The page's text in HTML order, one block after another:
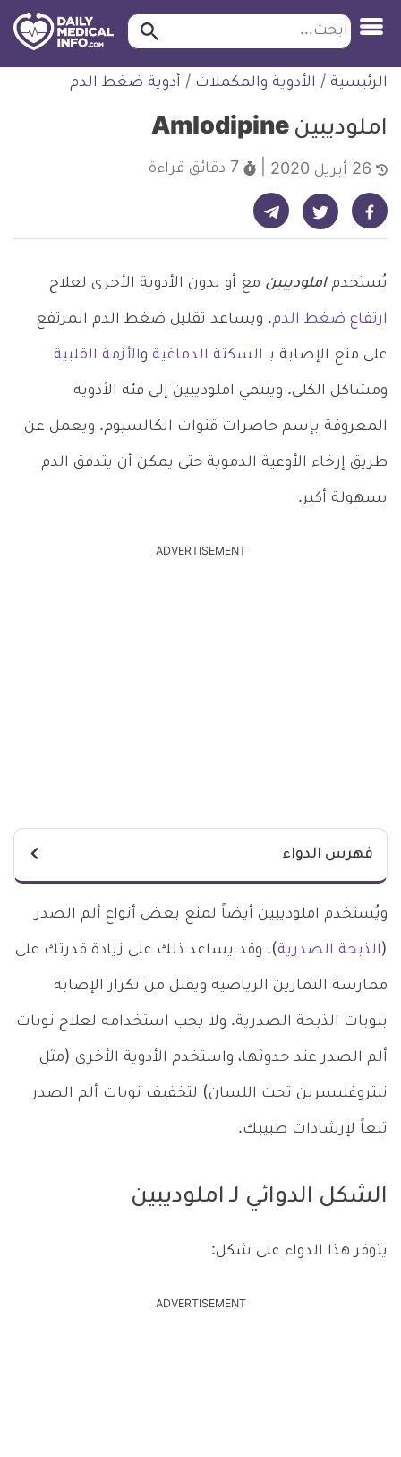
التخطي
للمحتوى
طبية
ابحث ابحث…
الرئيسية / الأدوية والمكملات / أدوية ضغط الدم
املوديبين Amlodipine
7 دقائق قراءة
شارك على فيسبوك - ديلي ميديكال انفو شارك على تويتر - ديلي ميديكال انفو شارك على تيليجرام - ديلي ميديكال انفو
يُستخدماملوديبين مع أو بدون الأدوية الأخرى لعلاج
ارتفاع ضغط الدم. ويساعد تقليل ضغط الدم المرتفع
على منع الإصابة بـ السكتة الدماغية والأزمة القلبية
ومشاكل الكلى. وينتمي املوديبين إلى فئة الأدوية
المعروفة بإسم حاصرات قنوات الكالسيوم. ويعمل عن
طريق إرخاء الأوعية الدموية حتى يمكن أن يتدفق الدم
بسهولة أكبر.
ADVERTISEMENT
فهرس الدواء
ويُستخدم املوديبين أيضاً لمنع بعض أنواع ألم الصدر
( الذبحة الصدرية). وقد يساعد ذلك على زيادة قدرتك على
ممارسة التمارين الرياضية ويقلل من تكرار الإصابة
بنوبات الذبحة الصدرية. ولا يجب استخدامه لعلاج نوبات
ألم الصدر عند حدوثها، واستخدم الأدوية الأخرى (مثل
نيتروغليسرين تحت اللسان) لتخفيف نوبات ألم الصدر
تبعاً لإرشادات طبيبك.
الشكل الدوائي لـ املوديبين
يتوفر هذا الدواء على شكل:
ADVERTISEMENT